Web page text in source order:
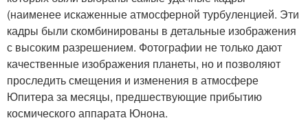
(наименее искаженные атмосферной турбуленцией. Эти
кадры были скомбинированы в детальные изображения
с высоким разрешением. Фотографии не только дают
качественные изображения планеты, но и позволяют
проследить смещения и изменения в атмосфере
Юпитера за месяцы, предшествующие прибытию
космического аппарата Юнона.